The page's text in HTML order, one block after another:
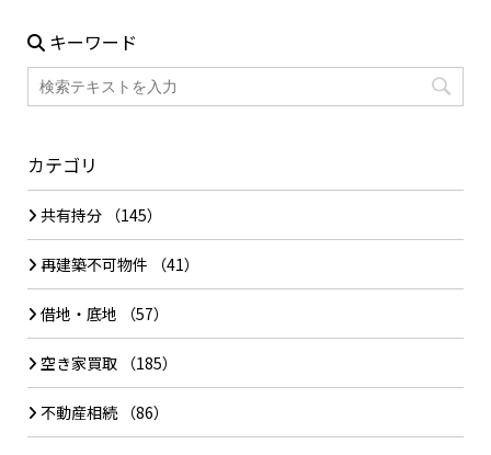
キーワード
カテゴリ
共有持分 （145）
再建築不可物件 （41）
借地・底地 （57）
空き家買取 （185）
不動産相続（86）